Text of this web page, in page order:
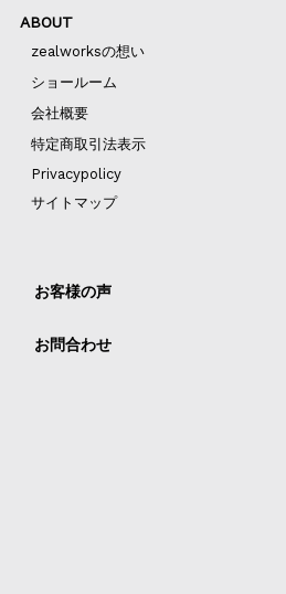
ABOUT
zealworksの想い
ショールーム
会社概要
特定商取引法表示
Privacypolicy
サイトマップ
お客様の声
お問合わせ